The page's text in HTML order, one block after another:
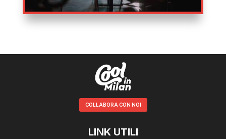
COLLABORA CON NOI
LINK UTILI